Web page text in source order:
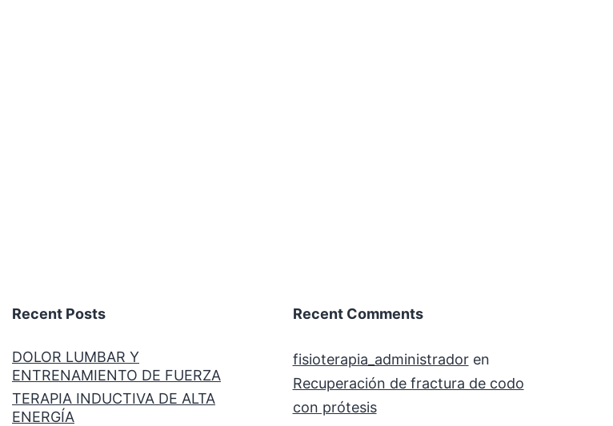
Recent Posts
DOLOR LUMBAR Y
ENTRENAMIENTO DE FUERZA
TERAPIA INDUCTIVA DE ALTA
ENERGÍA
Recent Comments
fisioterapia_administradoren
Recuperación de fractura de codo
con prótesis